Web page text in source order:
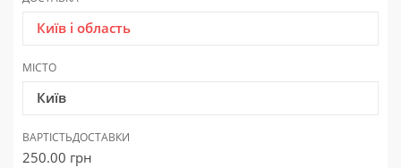
Київ і область
МІСТО
Київ
ВАРТІСТЬДОСТАВКИ
250.00 грн